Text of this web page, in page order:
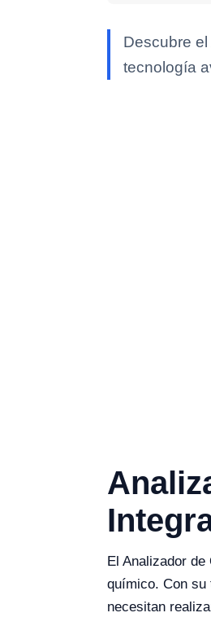
Descubre
tecnología
El Analizador
químico. Con su
necesitan